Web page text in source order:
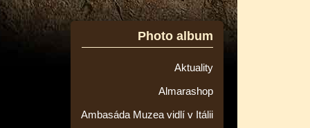
Photo album
Aktuality
Almarashop
Ambasáda Muzea vidlí v Itálii